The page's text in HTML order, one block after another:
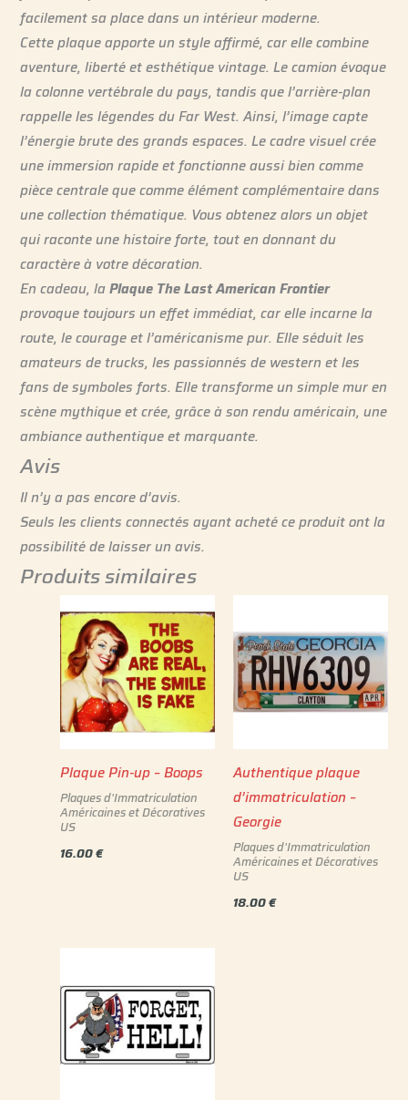
facilement sa place dans un intérieur moderne.
Cette plaque apporte un style affirmé, car elle combine
aventure, liberté et esthétique vintage. Le camion évoque
la colonne vertébrale du pays, tandis que l’arrière-plan
rappelle les légendes du Far West. Ainsi, l’image capte
l’énergie brute des grands espaces. Le cadre visuel crée
une immersion rapide et fonctionne aussi bien comme
pièce centrale que comme élément complémentaire dans
une collection thématique. Vous obtenez alors un objet
qui raconte une histoire forte, tout en donnant du
caractère à votre décoration.
En cadeau, laPlaque The Last American Frontier
provoque toujours un effet immédiat, car elle incarne la
route, le courage et l’américanisme pur. Elle séduit les
amateurs de trucks, les passionnés de western et les
fans de symboles forts. Elle transforme un simple mur en
scène mythique et crée, grâce à son rendu américain, une
ambiance authentique et marquante.
Avis
Il n’y a pas encore d’avis.
Seuls les clients connectés ayant acheté ce produit ont la
possibilité de laisser un avis.
Produits similaires
Plaque Pin-up – Boops
Plaques d'Immatriculation
Américaines et Décoratives
US
16.00€
Authentique plaque
d’immatriculation –
Georgie
Plaques d'Immatriculation
Américaines et Décoratives
US
18.00€